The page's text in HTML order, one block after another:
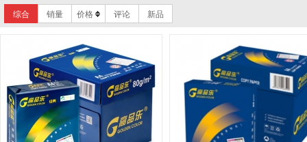
综合 销量 价格 评论 新品